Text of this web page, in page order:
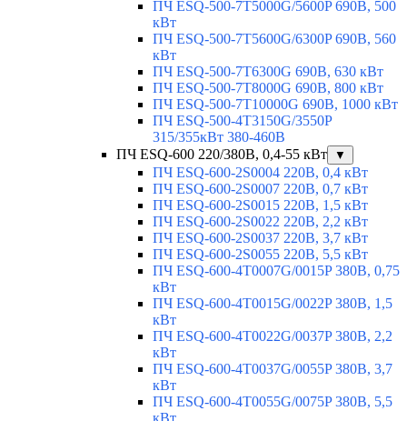
ПЧ ESQ-500-7T5000G/5600P 690В, 500
кВт
ПЧ ESQ-500-7T5600G/6300P 690В, 560
кВт
ПЧ ESQ-500-7T6300G 690В, 630 кВт
ПЧ ESQ-500-7T8000G 690В, 800 кВт
ПЧ ESQ-500-7T10000G 690В, 1000 кВт
ПЧ ESQ-500-4T3150G/3550P
315/355кВт 380-460В
ПЧ ESQ-600 220/380В, 0,4-55 кВт
▼
ПЧ ESQ-600-2S0004 220В, 0,4 кВт
ПЧ ESQ-600-2S0007 220В, 0,7 кВт
ПЧ ESQ-600-2S0015 220В, 1,5 кВт
ПЧ ESQ-600-2S0022 220В, 2,2 кВт
ПЧ ESQ-600-2S0037 220В, 3,7 кВт
ПЧ ESQ-600-2S0055 220В, 5,5 кВт
ПЧ ESQ-600-4T0007G/0015P 380В, 0,75
кВт
ПЧ ESQ-600-4T0015G/0022P 380В, 1,5
кВт
ПЧ ESQ-600-4T0022G/0037P 380В, 2,2
кВт
ПЧ ESQ-600-4T0037G/0055P 380В, 3,7
кВт
ПЧ ESQ-600-4T0055G/0075P 380В, 5,5